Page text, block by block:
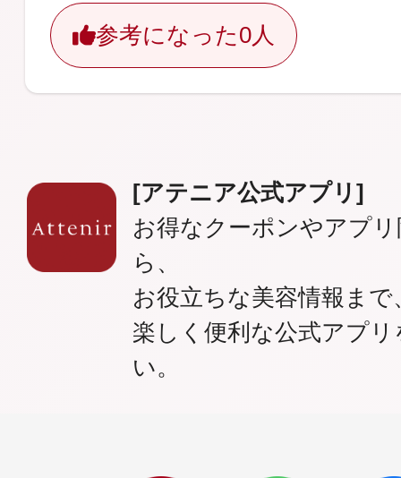
参考になった0人
[アテニア公式アプリ]
お得なクーポンやアプ
ら、
お役立ちな美容情報まで
楽しく便利な公式アプ
い。